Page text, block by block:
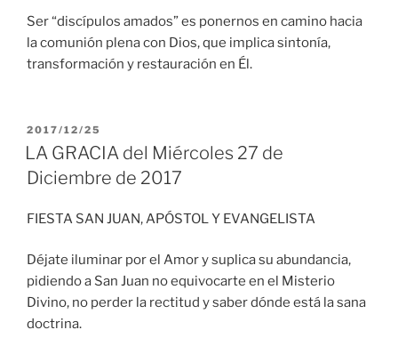
Ser “discípulos amados” es ponernos en camino hacia
la comunión plena con Dios, que implica sintonía,
transformación y restauración en Él.
PUBLICADO
EL
2017/12/25
LA GRACIA del Miércoles 27 de
Diciembre de 2017
FIESTA SAN JUAN, APÓSTOL Y EVANGELISTA
Déjate iluminar por el Amor y suplica su abundancia,
pidiendo a San Juan no equivocarte en el Misterio
Divino, no perder la rectitud y saber dónde está la sana
doctrina.